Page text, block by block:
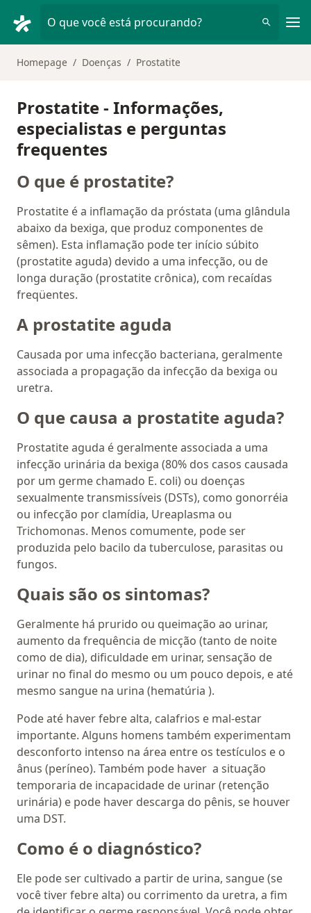
O que você está procurando?
Homepage Doenças Prostatite
Prostatite - Informações,
especialistas e perguntas
frequentes
O que é prostatite?
Prostatite é a inflamação da próstata (uma glândula
abaixo da bexiga, que produz componentes de
sêmen). Esta inflamação pode ter início súbito
(prostatite aguda) devido a uma infecção, ou de
longa duração (prostatite crônica), com recaídas
freqüentes.
A prostatite aguda
Causada por uma infecção bacteriana, geralmente
associada a propagação da infecção da bexiga ou
uretra.
O que causa a prostatite aguda?
Prostatite aguda é geralmente associada a uma
infecção urinária da bexiga (80% dos casos causada
por um germe chamado E. coli) ou doenças
sexualmente transmissíveis (DSTs), como gonorréia
ou infecção por clamídia, Ureaplasma ou
Trichomonas. Menos comumente, pode ser
produzida pelo bacilo da tuberculose, parasitas ou
fungos.
Quais são os sintomas?
Geralmente há prurido ou queimação ao urinar,
aumento da frequência de micção (tanto de noite
como de dia), dificuldade em urinar, sensação de
urinar no final do mesmo ou um pouco depois, e até
mesmo sangue na urina (hematúria ).
Pode até haver febre alta, calafrios e mal-estar
importante. Alguns homens também experimentam
desconforto intenso na área entre os testículos e o
ânus (períneo). Também pode haver a situação
temporaria de incapacidade de urinar (retenção
urinária) e pode haver descarga do pênis, se houver
uma DST.
Como é o diagnóstico?
Ele pode ser cultivado a partir de urina, sangue (se
você tiver febre alta) ou corrimento da uretra, a fim